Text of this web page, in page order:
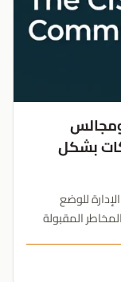
من الشركات بشكل
للوضع
المخاطر المقبولة